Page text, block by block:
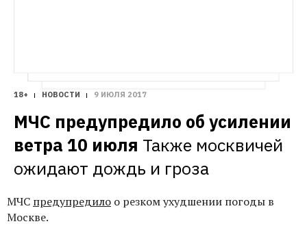
18+ НОВОСТИ 9 ИЮЛЯ 2017
МЧС предупредило об усилении
ветра 10 июля Также москвичей
ожидают дождь и гроза
МЧС предупредило о резком ухудшении погоды в
Москве.